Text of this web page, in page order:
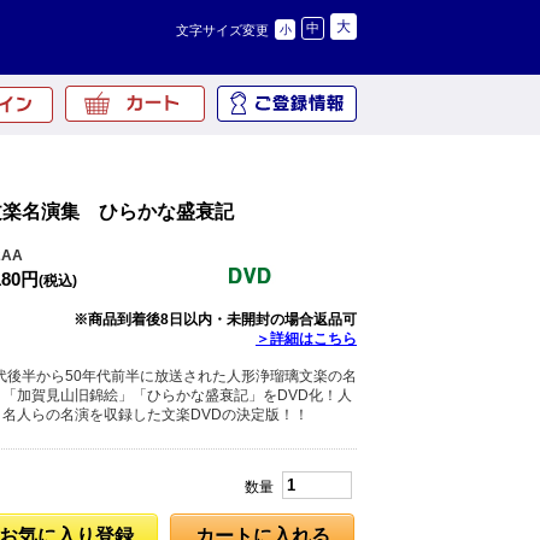
文字サイズ変更 小 中 大
楽名演集 ひらかな盛衰記
円(税込)
※商品到着後8日以内・未開封の場合返品可
＞詳細はこちら
後半から50年代前半に放送された人形浄瑠璃文楽の名
加賀見山旧錦絵」「ひらかな盛衰記」をDVD化！人
人らの名演を収録した文楽DVDの決定版！！
数量
カートに入れる
気に入り登録